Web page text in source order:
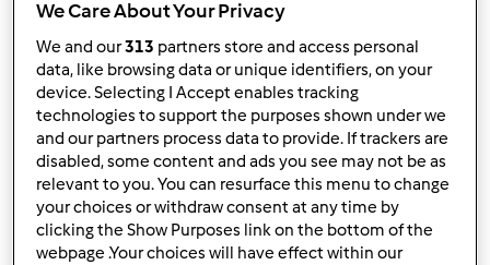
Sprawdź nasz sklep internetowy! Oferujemy szeroki
wybór oryginalnych produktów, które sprawią, że Twoje
gotowanie stanie się jeszcze bardziej przyjemne i
efektywne.
We Care About Your Privacy
We and our313 partners store and access personal
data, like browsing data or unique identifiers, on your
device. Selecting I Accept enables tracking
technologies to support the purposes shown under we
and our partners process data to provide. If trackers are
disabled, some content and ads you see may not be as
relevant to you. You can resurface this menu to change
your choices or withdraw consent at any time by
clicking the Show Purposes link on the bottom of the
webpage .Your choices will have effect within our